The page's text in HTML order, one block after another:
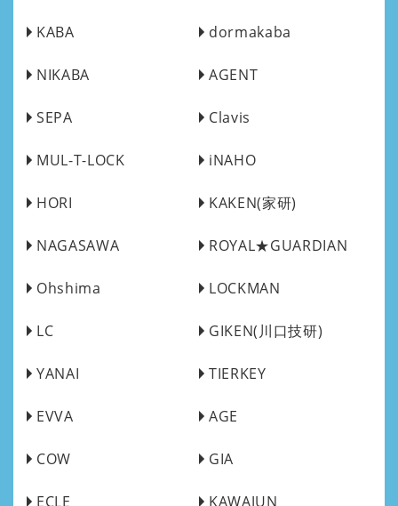
KABA dormakaba
NIKABA AGENT
SEPA Clavis
MUL-T-LOCK iNAHO
HORI KAKEN(家研)
NAGASAWA ROYAL★GUARDIAN
Ohshima LOCKMAN
LC GIKEN(川口技研)
YANAI TIERKEY
EVVA AGE
COW GIA
ECLE KAWAJUN